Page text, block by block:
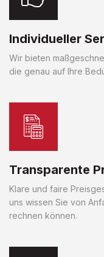
Individueller
Wir bieten
die genau auf Ihre
Transparente
Klare und faire
uns wissen Sie von
rechnen können.